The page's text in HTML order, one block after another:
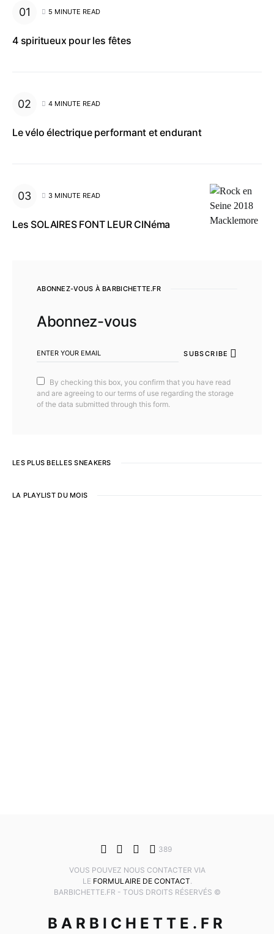
5 MINUTE READ
4 spiritueux pour les fêtes
4 MINUTE READ
Le vélo électrique performant et endurant
3 MINUTE READ
Les SOLAIRES FONT LEUR CINéma
ABONNEZ-VOUS À BARBICHETTE.FR
Abonnez-vous
SUBSCRIBE
By checking this box, you confirm that you have read
and are agreeing to our terms of use regarding the storage
of the data submitted through this form.
LES PLUS BELLES SNEAKERS
LA PLAYLIST DU MOIS
389
VOUS POUVEZ NOUS CONTACTER VIA
LE FORMULAIRE DE CONTACT.
BARBICHETTE.FR - TOUS DROITS RÉSERVÉS ©
BARBICHETTE.FR